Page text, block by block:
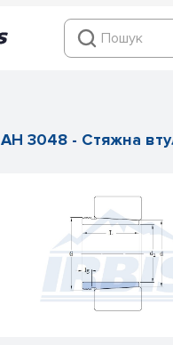
AH 3048 - Стяжна